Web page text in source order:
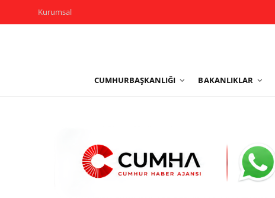
Kurumsal
CUMHURBAŞKANLIĞI BAKANLIKLAR